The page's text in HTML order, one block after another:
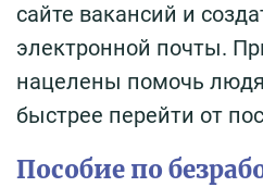
сайте вакансий и
электронной почты.
нацелены помочь
быстрее перейти от
Пособие по